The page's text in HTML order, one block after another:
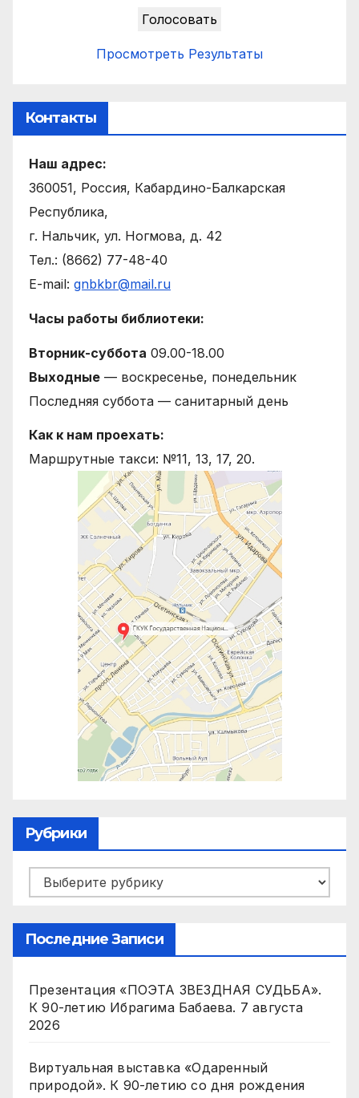
Просмотреть Результаты
Контакты
Наш адрес:
360051, Россия, Кабардино-Балкарская
Республика,
г. Нальчик, ул. Ногмова, д. 42
Тел.: (8662) 77-48-40
E-mail: gnbkbr@mail.ru
Часы работы библиотеки:
Вторник-суббота 09.00-18.00
Выходные — воскресенье, понедельник
Последняя суббота — санитарный день
Как к нам проехать:
Маршрутные такси: №11, 13, 17, 20.
Рубрики
Рубрики
Последние Записи
Презентация «ПОЭТА ЗВЕЗДНАЯ СУДЬБА».
К 90-летию Ибрагима Бабаева. 7 августа
2026
Виртуальная выставка «Одаренный
природой». К 90-летию со дня рождения